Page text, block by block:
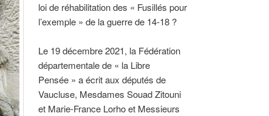
loi de réhabilitation des « Fusillés pour
l’exemple » de la guerre de 14-18 ?
Le 19 décembre 2021, la Fédération
départementale de « la Libre
Pensée » a écrit aux députés de
Vaucluse, Mesdames Souad Zitouni
et Marie-France Lorho et Messieurs